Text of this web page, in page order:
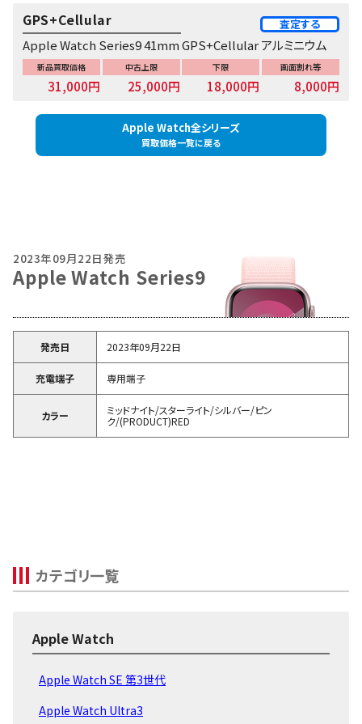
Apple Watch Series9 41mm GPS+Cellular アルミニウム
GPS+Cellular 査定する
新品買取価格
31,000円
中古上限
25,000円
下限
18,000円
画面割れ等
8,000円
Apple Watch全シリーズ
買取価格一覧に戻る
2023年09月22日発売
Apple Watch Series9
発売日 2023年09月22日
充電端子 専用端子
カラー
ミッドナイト/スターライト/シルバー/ピン
ク/(PRODUCT)RED
カテゴリ一覧
Apple Watch
Apple Watch SE 第3世代
Apple Watch Ultra3